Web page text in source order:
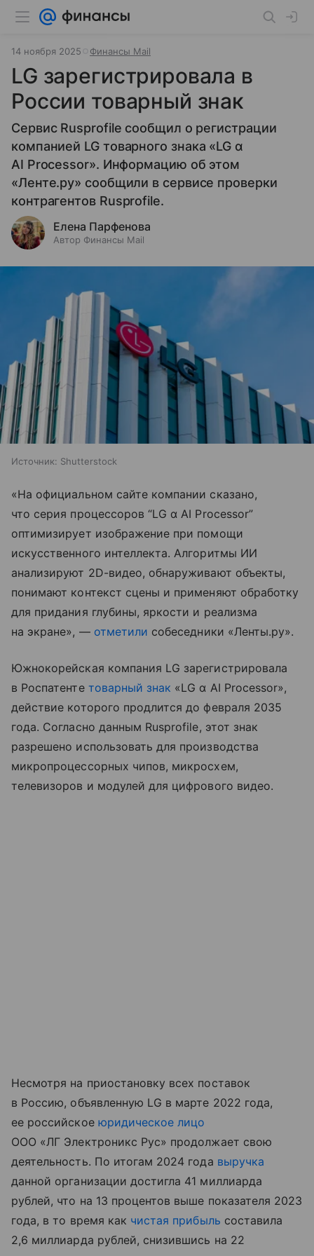
14 ноября 2025 Финансы Mail
LG зарегистрировала в
России товарный знак
Сервис Rusprofile сообщил о регистрации
компанией LG товарного знака «LG α
AI Processor». Информацию об этом
«Ленте.ру» сообщили в сервисе проверки
контрагентов Rusprofile.
Елена Парфенова
Автор Финансы Mail
Источник: Shutterstock
«На официальном сайте компании сказано,
что серия процессоров “LG α AI Processor”
оптимизирует изображение при помощи
искусственного интеллекта. Алгоритмы ИИ
анализируют 2D-видео, обнаруживают объекты,
понимают контекст сцены и применяют обработку
для придания глубины, яркости и реализма
на экране», — отметили собеседники «Ленты.ру».
Южнокорейская компания LG зарегистрировала
в Роспатенте товарный знак «LG α AI Processor»,
действие которого продлится до февраля 2035
года. Согласно данным Rusprofile, этот знак
разрешено использовать для производства
микропроцессорных чипов, микросхем,
телевизоров и модулей для цифрового видео.
Несмотря на приостановку всех поставок
в Россию, объявленную LG в марте 2022 года,
ее российское юридическое лицо
ООО «ЛГ Электроникс Рус» продолжает свою
деятельность. По итогам 2024 года выручка
данной организации достигла 41 миллиарда
рублей, что на 13 процентов выше показателя 2023
года, в то время как чистая прибыль составила
2,6 миллиарда рублей, снизившись на 22